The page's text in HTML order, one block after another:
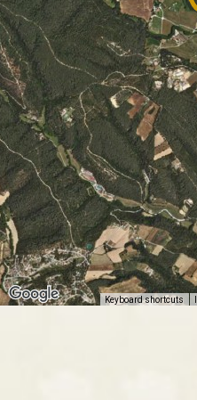
Keyboard shortcuts